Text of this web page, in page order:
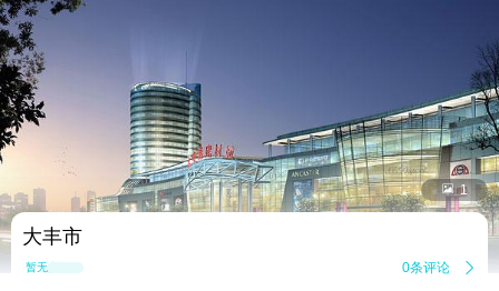
 1
大丰市
暂无点评 0条评论 
